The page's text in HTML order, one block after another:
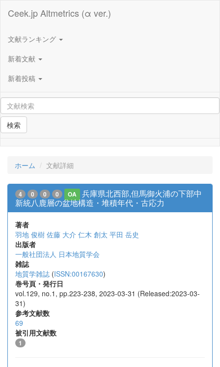
Ceek.jp Altmetrics (α ver.)
文献ランキング
新着文献
新着投稿
検索
ホーム 文献詳細
4 0 0 0 OA
兵庫県北西部,但馬御火浦の下部中
新統八鹿層の盆地構造・堆積年代・古応力
著者
羽地 俊樹 佐藤 大介 仁木 創太 平田 岳史
出版者
一般社団法人 日本地質学会
雑誌
地質学雑誌 (ISSN:00167630)
巻号頁・発行日
vol.129, no.1, pp.223-238, 2023-03-31 (Released:2023-03-
31)
参考文献数
69
被引用文献数
1